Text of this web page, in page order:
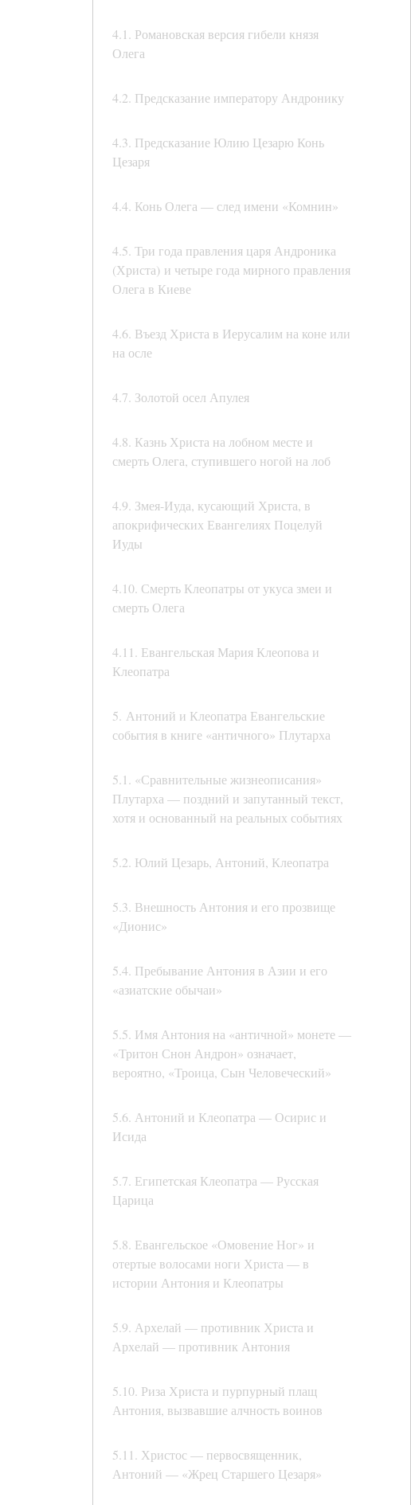
4.1. Романовская версия гибели князя
Олега
4.2. Предсказание императору Андронику
4.3. Предсказание Юлию Цезарю Конь
Цезаря
4.4. Конь Олега — след имени «Комнин»
4.5. Три года правления царя Андроника
(Христа) и четыре года мирного правления
Олега в Киеве
4.6. Въезд Христа в Иерусалим на коне или
на осле
4.7. Золотой осел Апулея
4.8. Казнь Христа на лобном месте и
смерть Олега, ступившего ногой на лоб
4.9. Змея-Иуда, кусающий Христа, в
апокрифических Евангелиях Поцелуй
Иуды
4.10. Смерть Клеопатры от укуса змеи и
смерть Олега
4.11. Евангельская Мария Клеопова и
Клеопатра
5. Антоний и Клеопатра Евангельские
события в книге «античного» Плутарха
5.1. «Сравнительные жизнеописания»
Плутарха — поздний и запутанный текст,
хотя и основанный на реальных событиях
5.2. Юлий Цезарь, Антоний, Клеопатра
5.3. Внешность Антония и его прозвище
«Дионис»
5.4. Пребывание Антония в Азии и его
«азиатские обычаи»
5.5. Имя Антония на «античной» монете —
«Тритон Снон Андрон» означает,
вероятно, «Троица, Сын Человеческий»
5.6. Антоний и Клеопатра — Осирис и
Исида
5.7. Египетская Клеопатра — Русская
Царица
5.8. Евангельское «Омовение Ног» и
отертые волосами ноги Христа — в
истории Антония и Клеопатры
5.9. Архелай — противник Христа и
Архелай — противник Антония
5.10. Риза Христа и пурпурный плащ
Антония, вызвавшие алчность воинов
5.11. Христос — первосвященник,
Антоний — «Жрец Старшего Цезаря»